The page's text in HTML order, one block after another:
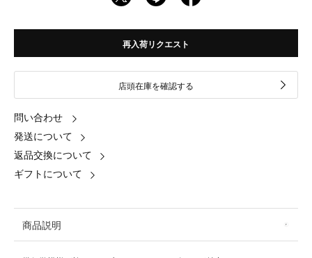
再入荷リクエスト
店頭在庫を確認する
問い合わせ
発送について
返品交換について
ギフトについて
商品説明